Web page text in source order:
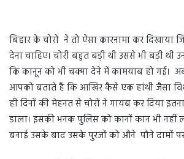
बिहार के चोरों ने तो ऐसा कारनामा कर दिखाया
देना चाहिए। चोरी बहुत बड़ी थी उससे भी बड़ी थी
कि कानून को भी चक्मा देने में कामयाब हो गई।
आपको बताते हैं कि आखिर कैसे एक हांथी जैसा
ही दिनों की मेहनत से चोरों ने गायब कर दिया
डाला। इसकी भनक पुलिस को कानों कान भी नहीं
बनाई उसके बाद उसके पुरजों को औने पौने दामों